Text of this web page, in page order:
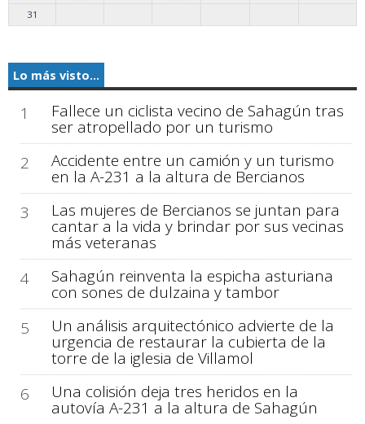
31
Lo más visto...
1 Fallece un ciclista vecino de Sahagún tras
ser atropellado por un turismo
2
Accidente entre un camión y un turismo
en la A-231 a la altura de Bercianos
3
Las mujeres de Bercianos se juntan para
cantar a la vida y brindar por sus vecinas
más veteranas
4
Sahagún reinventa la espicha asturiana
con sones de dulzaina y tambor
5
Un análisis arquitectónico advierte de la
urgencia de restaurar la cubierta de la
torre de la iglesia de Villamol
6
Una colisión deja tres heridos en la
autovía A-231 a la altura de Sahagún